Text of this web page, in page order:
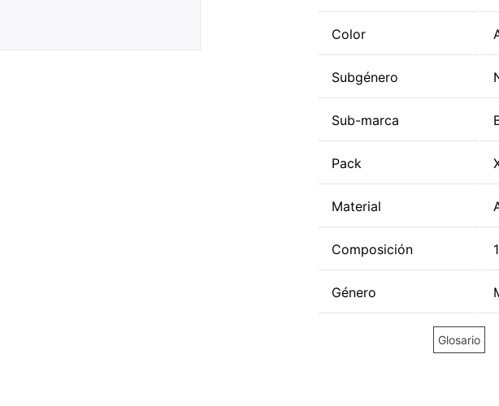
Color
Subgénero
Sub-marca
Pack
Material
Composición
Género
Glosario